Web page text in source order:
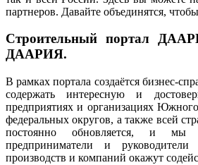
партнеров. Давайте объединятся,
Строительный портал
ДААРИЯ.
В рамках портала создаётся бизнес-
содержать интересную и
предприятиях и организациях
федеральных округов, а также всей
постоянно обновляется, и мы
предприниматели и руководители
производств и компаний окажут